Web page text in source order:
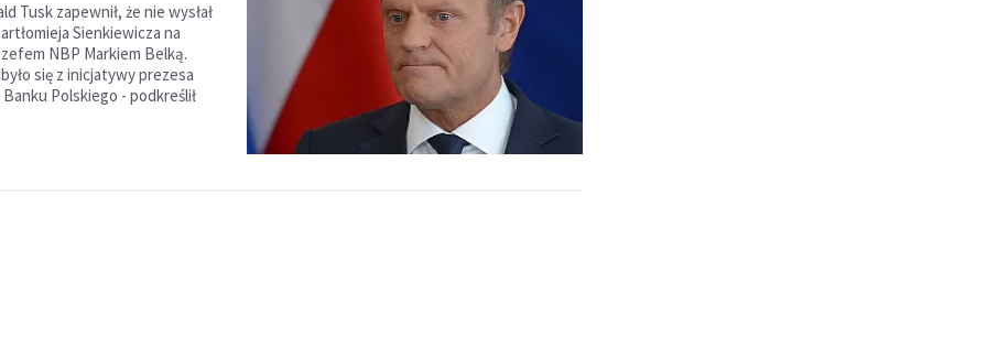
Tusk zapewnił, że nie wysłał
Sienkiewicza na
NBP Markiem Belką.
się z inicjatywy prezesa
Polskiego - podkreślił